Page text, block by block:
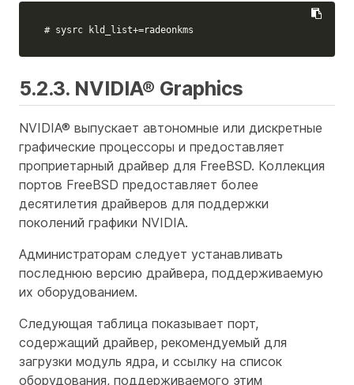
# sysrc kld_list+=radeonkms
5.2.3. NVIDIA® Graphics
NVIDIA® выпускает автономные или дискретные
графические процессоры и предоставляет
проприетарный драйвер для FreeBSD. Коллекция
портов FreeBSD предоставляет более
десятилетия драйверов для поддержки
поколений графики NVIDIA.
Администраторам следует устанавливать
последнюю версию драйвера, поддерживаемую
их оборудованием.
Следующая таблица показывает порт,
содержащий драйвер, рекомендуемый для
загрузки модуль ядра, и ссылку на список
оборудования, поддерживаемого этим